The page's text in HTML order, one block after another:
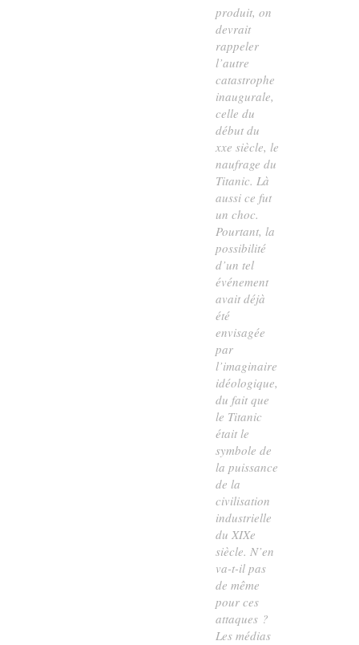
produit, on
devrait
rappeler
l’autre
catastrophe
inaugurale,
celle du
début du
xxe siècle, le
naufrage du
Titanic. Là
aussi ce fut
un choc.
Pourtant, la
possibilité
d’un tel
événement
avait déjà
été
envisagée
par
l’imaginaire
idéologique,
du fait que
le Titanic
était le
symbole de
la puissance
de la
civilisation
industrielle
du XIXe
siècle. N’en
va-t-il pas
de même
pour ces
attaques ?
Les médias